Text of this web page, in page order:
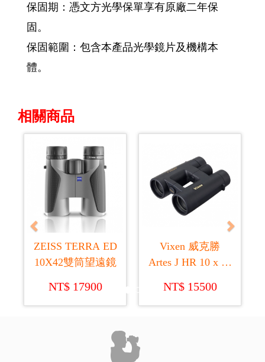
保固期：憑文方光學保單享有原廠二年保
固。
保固範圍：包含本產品光學鏡片及機構本
體。
相關商品
ZEISS TERRA ED
10X42雙筒望遠鏡
NT$ 17900
Vixen 威克勝
Artes J HR 10 x 42
筒望遠鏡 (日本製
造)
NT$ 15500
Previous Next